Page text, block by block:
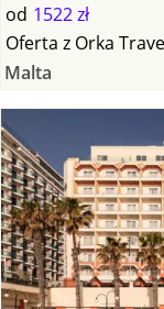
od 1522 zł
Oferta z Orka
Malta